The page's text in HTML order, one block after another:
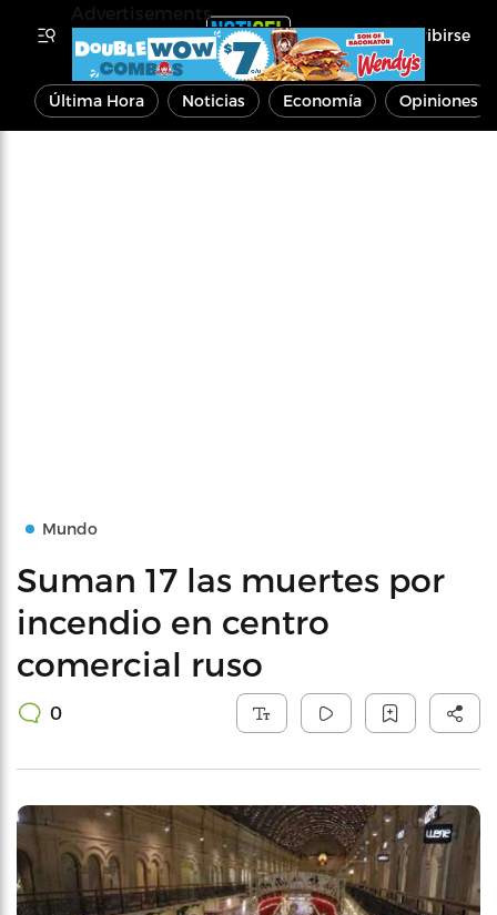
Inscribirse
Última Hora Noticias Economía Opiniones
Mundo
Suman 17 las muertes por
incendio en centro
comercial ruso
0
Advertisements